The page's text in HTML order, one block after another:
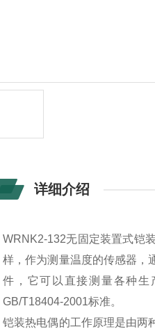
详细介绍
WRNK2-132无固定装置式铠
样，作为测量温度的传感器，
件，它可以直接测量各种
GB/T18404-2001标准。
铠装热电偶的工作原理是由两